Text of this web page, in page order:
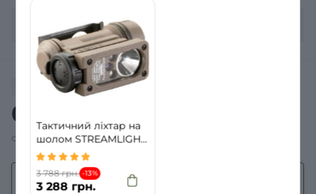
Відгуки
0
середній рейтинг товару
+ Додати відгук
Тактичний ліхтар на
шолом STREAMLIGHT
Sidewinder Compact II
Койот (Coyote)
3 788 грн. -13%
3 288 грн.